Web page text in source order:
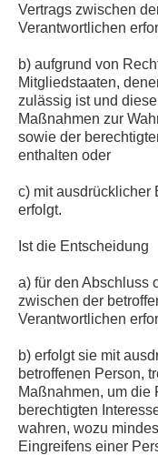
Vertrags zwischen
Verantwortlichen
b) aufgrund von
Mitgliedstaaten,
zulässig ist und
Maßnahmen zur
sowie der
enthalten oder
c) mit ausdrücklicher
erfolgt.
Ist die Entscheidung
a) für den Abschluss
zwischen der
Verantwortlichen
b) erfolgt sie mit
betroffenen Person,
Maßnahmen, um die
berechtigten
wahren, wozu
Eingreifens einer